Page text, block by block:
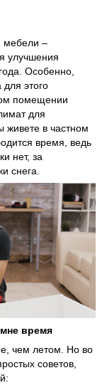
мебели –
улучшения
Особенно,
этого
помещении
для
живете в частном
время, ведь
нет, за
снега.
время
чем летом. Но во
советов,